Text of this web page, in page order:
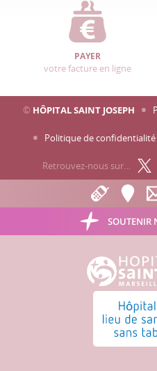
PAYER
votre facture en ligne
© HÔPITAL SAINT JOSEPH
Politique de confidentialité
Retrouvez-nous sur…
SOUTENIR